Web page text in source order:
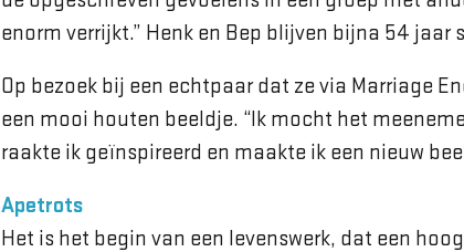
enorm verrijkt.” Henk en Bep blijven bijna 54
Op bezoek bij een echtpaar dat ze via Marriage
een mooi houten beeldje. “Ik mocht het
raakte ik geïnspireerd en maakte ik een nieuw
Apetrots
Het is het begin van een levenswerk, dat een